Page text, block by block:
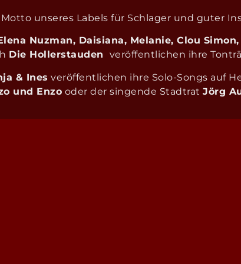
unseres Labels für Schlager und guter
Nuzman, Daisiana, Melanie, Clou
Die Hollerstauden veröffentlichen ihre
& Ines veröffentlichen ihre Solo-Songs auf
und Enzo oder der singende StadtratJörg